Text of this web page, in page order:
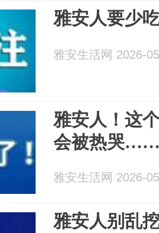
雅安人要少
雅安生活网 2026-
雅安人！这
会被热哭
雅安生活网 2026-
雅安人别乱